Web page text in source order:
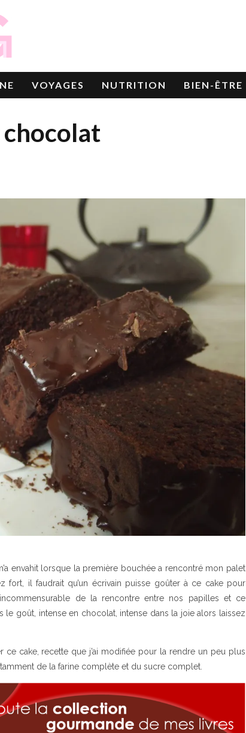
VOYAGES NUTRITION BIEN-ÊTRE
envahit lorsque la première bouchée a rencontré mon palet
fort, il faudrait qu’un écrivain puisse goûter à ce cake pour
de la rencontre entre nos papilles et ce
le goût, intense en chocolat, intense dans la joie alors laissez
ce cake, recette que j’ai modifiée pour la rendre un peu plus
de la farine complète et du sucre complet.